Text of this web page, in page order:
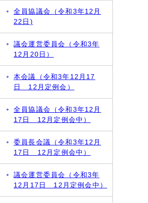
全員協議会（令和3年12月
22日)
議会運営委員会（令和3年
12月20日）
本会議（令和3年12月17
日 12月定例会）
全員協議会（令和3年12月
17日 12月定例会中）
委員長会議（令和3年12月
17日 12月定例会中）
議会運営委員会（令和3年
12月17日 12月定例会中）